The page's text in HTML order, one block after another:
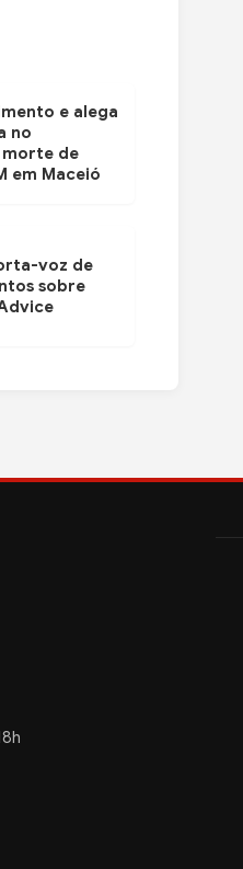
e alega
no
de
em Maceió
voz de
sobre